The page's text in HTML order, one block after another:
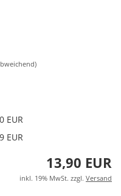
EUR
EUR
13,90 EUR
inkl. 19% MwSt. zzgl. Versand